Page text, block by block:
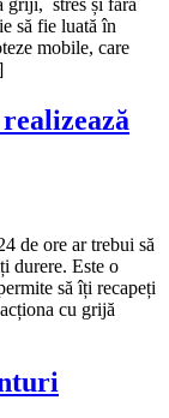
griji, stres și fără
să fie luată în
mobile, care
de ore ar trebui să
durere. Este o
să îți recapeți
cu grijă